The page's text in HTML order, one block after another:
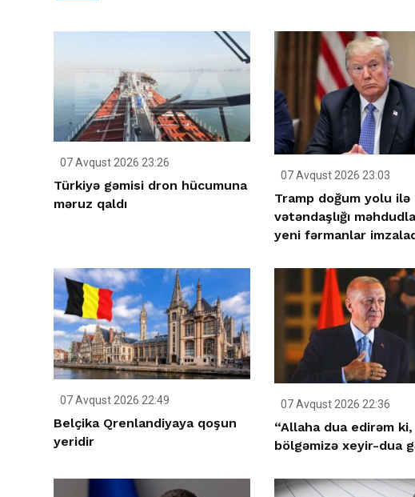
07 Avqust 2026 23:26
Türkiyə gəmisi dron hücumuna
məruz qaldı
07 Avqust 2026 23:03
Tramp doğum yolu ilə
vətəndaşlığı
yeni fərmanlar
07 Avqust 2026 22:49
Belçika Qrenlandiyaya qoşun
yeridir
07 Avqust 2026 22:36
“Allaha dua edirəm
bölgəmizə xeyir-dua